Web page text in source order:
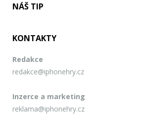
NÁŠ TIP
KONTAKTY
Redakce
redakce@iphonehry.cz
Inzerce a marketing
reklama@iphonehry.cz